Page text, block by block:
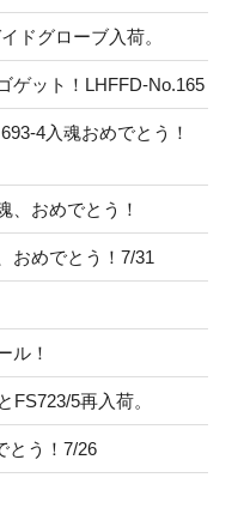
ドグローブ入荷。
ゲット！LHFFD-No.165
4入魂おめでとう！
、おめでとう！
おめでとう！7/31
ル！
FS723/5再入荷。
とう！7/26